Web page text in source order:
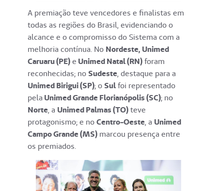
A premiação teve vencedores e finalistas em
todas as regiões do Brasil, evidenciando o
alcance e o compromisso do Sistema com a
melhoria contínua. No Nordeste, Unimed
Caruaru (PE)e Unimed Natal (RN)foram
reconhecidas; no Sudeste, destaque para a
Unimed Birigui (SP); o Sulfoi representado
pela Unimed Grande Florianópolis (SC); no
Norte, a Unimed Palmas (TO)teve
protagonismo; e noCentro-Oeste, a Unimed
Campo Grande (MS) marcou presença entre
os premiados.